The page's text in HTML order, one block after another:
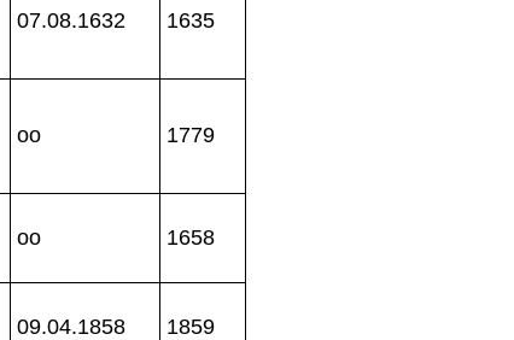
07.08.1632 1635
oo 1779
oo 1658
09.04.1858 1859